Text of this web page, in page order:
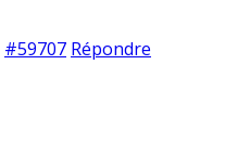
#59707 Répondre